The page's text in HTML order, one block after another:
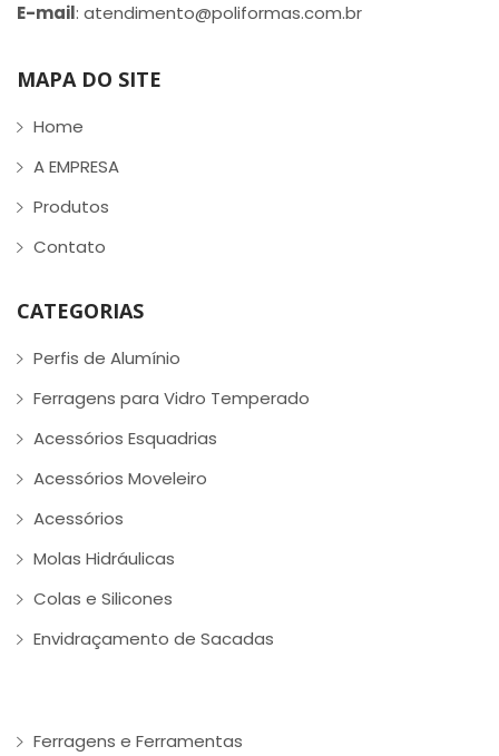
E-mail: atendimento@poliformas.com.br
MAPA DO SITE
Home
A EMPRESA
Produtos
Contato
CATEGORIAS
Perfis de Alumínio
Ferragens para Vidro Temperado
Acessórios Esquadrias
Acessórios Moveleiro
Acessórios
Molas Hidráulicas
Colas e Silicones
Envidraçamento de Sacadas
Ferragens e Ferramentas